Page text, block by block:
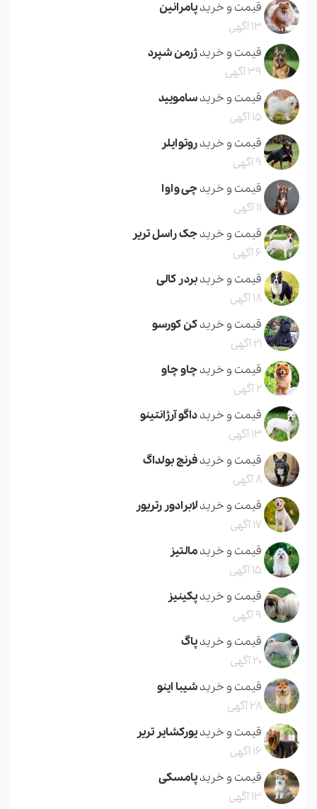
قیمت و خریدپامرانین
13 آگهی
قیمت و خریدژرمن شپرد
39 آگهی
قیمت و خریدسامویید
15 آگهی
قیمت و خریدروتوایلر
9 آگهی
قیمت و خریدچی واوا
11 آگهی
قیمت و خریدجک راسل تریر
6 آگهی
قیمت و خریدبردر کالی
18 آگهی
قیمت و خریدکن کورسو
21 آگهی
قیمت و خریدچاو چاو
2 آگهی
قیمت و خریدداگو آرژانتینو
13 آگهی
قیمت و خریدفرنچ بولداگ
8 آگهی
قیمت و خریدلابرادور رتریور
17 آگهی
قیمت و خریدمالتیز
15 آگهی
قیمت و خریدپکینیز
9 آگهی
قیمت و خریدپاگ
20 آگهی
قیمت و خریدشیبا اینو
28 آگهی
قیمت و خریدیورکشایر تریر
16 آگهی
قیمت و خریدپامسکی
13 آگهی